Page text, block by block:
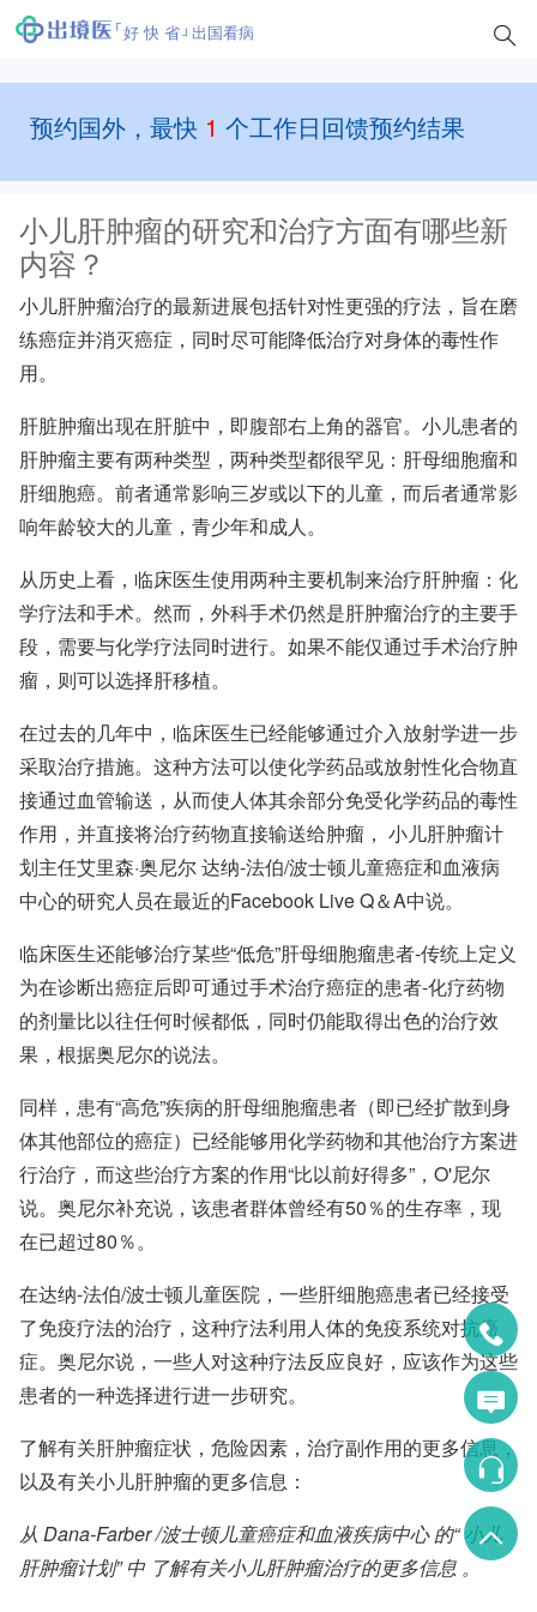
好 快 省 出国看病
预约国外，最快 1 个工作日回馈预约结果
小儿肝肿瘤的研究和治疗方面有哪些新
内容？
小儿肝肿瘤治疗的最新进展包括针对性更强的疗法，旨在磨
练癌症并消灭癌症，同时尽可能降低治疗对身体的毒性作
用。
肝脏肿瘤出现在肝脏中，即腹部右上角的器官。小儿患者的
肝肿瘤主要有两种类型，两种类型都很罕见：肝母细胞瘤和
肝细胞癌。前者通常影响三岁或以下的儿童，而后者通常影
响年龄较大的儿童，青少年和成人。
从历史上看，临床医生使用两种主要机制来治疗肝肿瘤：化
学疗法和手术。然而，外科手术仍然是肝肿瘤治疗的主要手
段，需要与化学疗法同时进行。如果不能仅通过手术治疗肿
瘤，则可以选择肝移植。
在过去的几年中，临床医生已经能够通过介入放射学进一步
采取治疗措施。这种方法可以使化学药品或放射性化合物直
接通过血管输送，从而使人体其余部分免受化学药品的毒性
作用，并直接将治疗药物直接输送给肿瘤， 小儿肝肿瘤计
划主任艾里森·奥尼尔达纳-法伯/波士顿儿童癌症和血液病
中心的研究人员在最近的Facebook Live Q＆A中说。
临床医生还能够治疗某些“低危”肝母细胞瘤患者-传统上定义
为在诊断出癌症后即可通过手术治疗癌症的患者-化疗药物
的剂量比以往任何时候都低，同时仍能取得出色的治疗效
果，根据奥尼尔的说法。
同样，患有“高危”疾病的肝母细胞瘤患者（即已经扩散到身
体其他部位的癌症）已经能够用化学药物和其他治疗方案进
行治疗，而这些治疗方案的作用“比以前好得多”，O'尼尔
说。奥尼尔补充说，该患者群体曾经有50％的生存率，现
在已超过80％。
在达纳-法伯/波士顿儿童医院，一些肝细胞癌患者已经接受
了免疫疗法的治疗，这种疗法利用人体的免疫系统对抗癌
症。奥尼尔说，一些人对这种疗法反应良好，应该作为这些
患者的一种选择进行进一步研究。
了解有关肝肿瘤症状，危险因素，治疗副作用的更多信息，
以及有关小儿肝肿瘤的更多信息：
从 Dana-Farber /波士顿儿童癌症和血液疾病中心 的“小儿
肝肿瘤计划” 中 了解有关小儿肝肿瘤治疗的更多信息 。